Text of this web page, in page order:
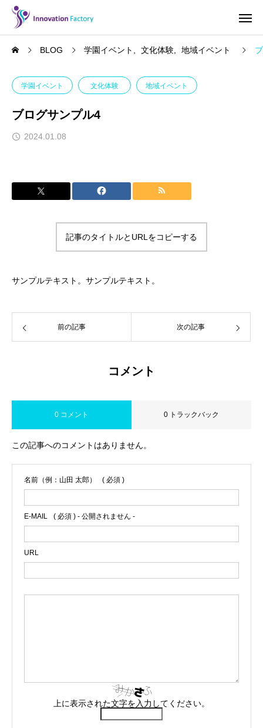
BLOG 学園イベント 文化体験 地域イベント
学園イベント 文化体験 地域イベント
ブログサンプル4
2024.01.08
記事のタイトルとURLをコピーする
サンプルテキスト。サンプルテキスト。
前の記事 次の記事
コメント
0 コメント 0 トラックバック
この記事へのコメントはありません。
名前（例：山田 太郎） ( 必須 )
E-MAIL ( 必須 ) - 公開されません -
URL
上に表示された文字を入力してください。